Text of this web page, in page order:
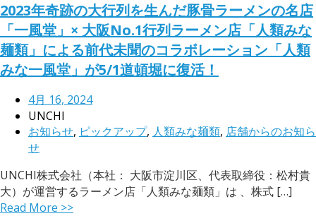
2023年奇跡の大行列を生んだ豚骨ラーメンの名店
「一風堂」× 大阪No.1行列ラーメン店「人類みな
麺類」による前代未聞のコラボレーション「人類
みな一風堂」が5/1道頓堀に復活！
4月 16, 2024
UNCHI
お知らせ, ピックアップ, 人類みな麺類, 店舗からのお知ら
せ
UNCHI株式会社（本社： 大阪市淀川区、代表取締役：松村貴
大）が運営するラーメン店「人類みな麺類」は 、株式 […]
Read More >>